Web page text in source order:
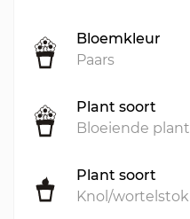
Bloemkleur
Paars
Plant soort
Bloeiende plant
Plant soort
Knol/wortelstok